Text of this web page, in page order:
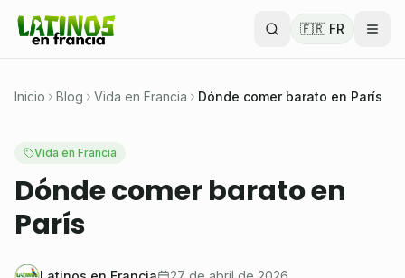
🇫🇷 FR
Inicio Blog Vida en Francia Dónde comer barato en París
Vida en Francia
Dónde comer barato en
París